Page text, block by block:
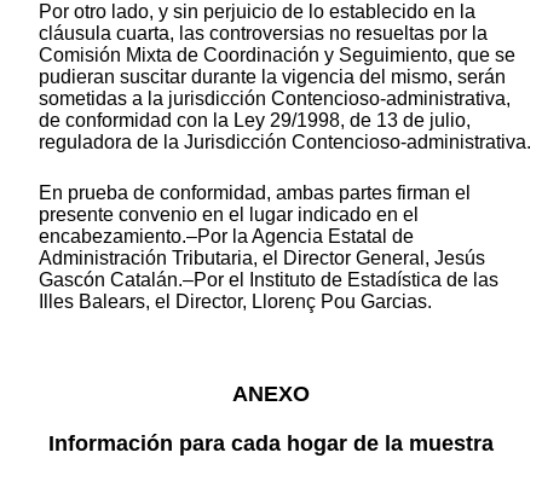
Por otro lado, y sin perjuicio de lo establecido en la
cláusula cuarta, las controversias no resueltas por la
Comisión Mixta de Coordinación y Seguimiento, que se
pudieran suscitar durante la vigencia del mismo, serán
sometidas a la jurisdicción Contencioso-administrativa,
de conformidad con la Ley 29/1998, de 13 de julio,
reguladora de la Jurisdicción Contencioso-administrativa.
En prueba de conformidad, ambas partes firman el
presente convenio en el lugar indicado en el
encabezamiento.–Por la Agencia Estatal de
Administración Tributaria, el Director General, Jesús
Gascón Catalán.–Por el Instituto de Estadística de las
Illes Balears, el Director, Llorenç Pou Garcias.
ANEXO
Información para cada hogar de la muestra